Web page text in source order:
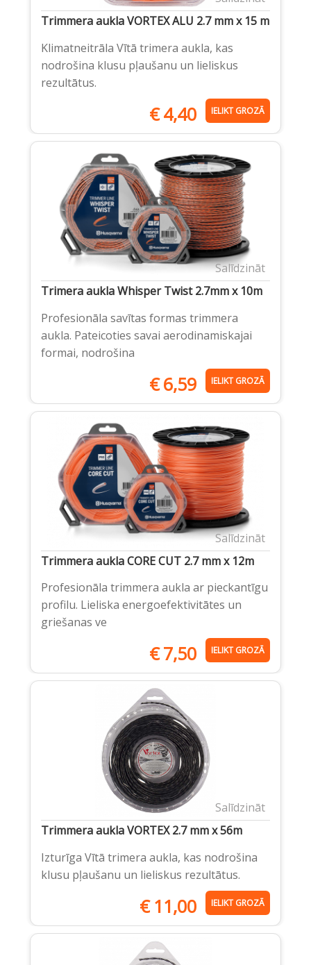
Trimmera aukla VORTEX ALU 2.7 mm x 15 m
Klimatneitrāla Vītā trimera aukla, kas
nodrošina klusu pļaušanu un lieliskus
rezultātus.
€4,40 IELIKT GROZĀ
Salīdzināt
Trimera aukla Whisper Twist 2.7mm x 10m
Profesionāla savītas formas trimmera
aukla. Pateicoties savai aerodinamiskajai
formai, nodrošina
€6,59 IELIKT GROZĀ
Salīdzināt
Trimmera aukla CORE CUT 2.7 mm x 12m
Profesionāla trimmera aukla ar pieckantīgu
profilu. Lieliska energoefektivitātes un
griešanas ve
€7,50 IELIKT GROZĀ
Salīdzināt
Trimmera aukla VORTEX 2.7 mm x 56m
Izturīga Vītā trimera aukla, kas nodrošina
klusu pļaušanu un lieliskus rezultātus.
€11,00 IELIKT GROZĀ